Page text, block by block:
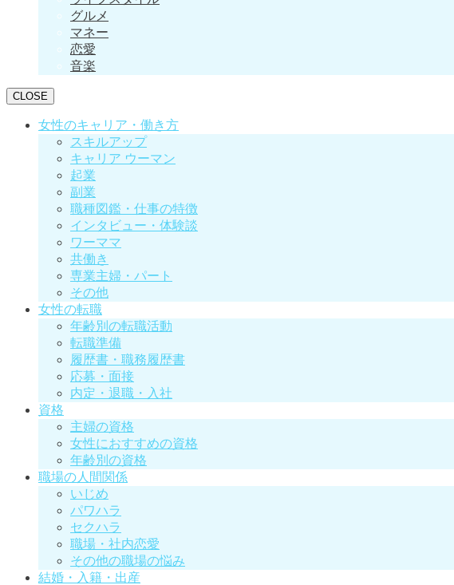
グルメ
マネー
恋愛
音楽
CLOSE
女性のキャリア・働き方
スキルアップ
キャリア ウーマン
起業
副業
職種図鑑・仕事の特徴
インタビュー・体験談
ワーママ
共働き
専業主婦・パート
その他
女性の転職
年齢別の転職活動
転職準備
履歴書・職務履歴書
応募・面接
内定・退職・入社
資格
主婦の資格
女性におすすめの資格
年齢別の資格
職場の人間関係
いじめ
パワハラ
セクハラ
職場・社内恋愛
その他の職場の悩み
結婚・入籍・出産